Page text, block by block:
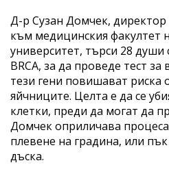
Д-р Сузан Домчек,
към медицинския факултет
университет, търси 28 души
BRCA, за да проведе тест
тези гени повишават риска
яйчниците. Целта е да се
клетки, преди да могат да
Домчек оприличава
плевене на градина, или
дъска.